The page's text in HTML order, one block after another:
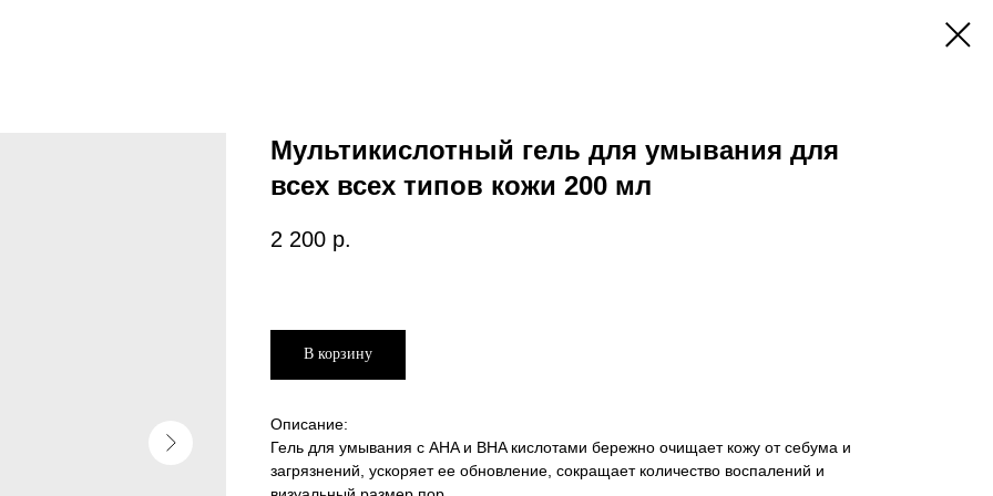
Мультикислотный гель для умывания для
всех всех типов кожи 200 мл
2 200 р.
В корзину
Описание:
Гель для умывания с AHA и BHA кислотами бережно очищает кожу от себума и
загрязнений, ускоряет ее обновление, сокращает количество воспалений и